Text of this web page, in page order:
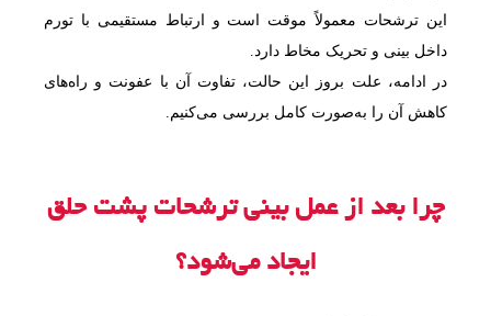
این ترشحات معمولاً موقت است و ارتباط مستقیمی با تورم
داخل بینی و تحریک مخاط دارد.
در ادامه، علت بروز این حالت، تفاوت آن با عفونت و راه‌های
کاهش آن را به‌صورت کامل بررسی می‌کنیم.
چرا بعد از عمل بینی ترشحات پشت حلق
ایجاد می‌شود؟